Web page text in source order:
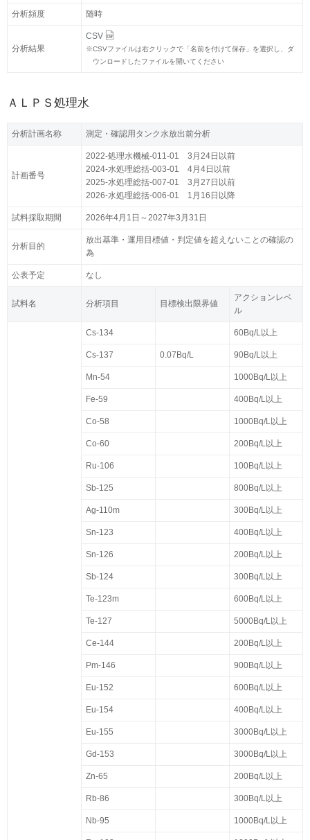
分析頻度 随時
分析結果
CSV
※CSVファイルは右クリックで「名前を付けて保存」を選択し、ダ
ウンロードしたファイルを開いてください
ＡＬＰＳ処理水
分析計画名称 測定・確認用タンク水放出前分析
計画番号
2022-処理水機械-011-01 3月24日以前
2024-水処理総括-003-01 4月4日以前
2025-水処理総括-007-01 3月27日以前
2026-水処理総括-006-01 1月16日以降
試料採取期間 2026年4月1日～2027年3月31日
分析目的
放出基準・運用目標値・判定値を超えないことの確認の
為
公表予定 なし
試料名 分析項目 目標検出限界値
アクションレベ
ル
Cs-134 60Bq/L以上
Cs-137 0.07Bq/L 90Bq/L以上
Mn-54 1000Bq/L以上
Fe-59 400Bq/L以上
Co-58 1000Bq/L以上
Co-60 200Bq/L以上
Ru-106 100Bq/L以上
Sb-125 800Bq/L以上
Ag-110m 300Bq/L以上
Sn-123 400Bq/L以上
Sn-126 200Bq/L以上
Sb-124 300Bq/L以上
Te-123m 600Bq/L以上
Te-127 5000Bq/L以上
Ce-144 200Bq/L以上
Pm-146 900Bq/L以上
Eu-152 600Bq/L以上
Eu-154 400Bq/L以上
Eu-155 3000Bq/L以上
Gd-153 3000Bq/L以上
Zn-65 200Bq/L以上
Rb-86 300Bq/L以上
Nb-95 1000Bq/L以上